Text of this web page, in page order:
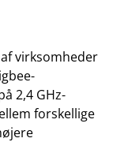
virksomheder
2,4 GHz-
forskellige